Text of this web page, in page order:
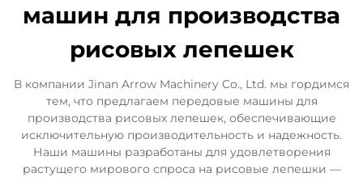
машин для производства
рисовых лепешек
В компании Jinan Arrow Machinery Co., Ltd. мы гордимся
тем, что предлагаем передовые машины для
производства рисовых лепешек, обеспечивающие
исключительную производительность и надежность.
Наши машины разработаны для удовлетворения
растущего мирового спроса на рисовые лепешки —